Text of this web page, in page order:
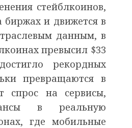
стейблкоинов,
биржах и движется в
данным, в
превысил $33
рекордных
превращаются в
спрос на сервисы,
в реальную
где мобильные